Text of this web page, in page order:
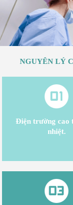
NGUYÊN LÝ
Điện trường cao
nhiệt.